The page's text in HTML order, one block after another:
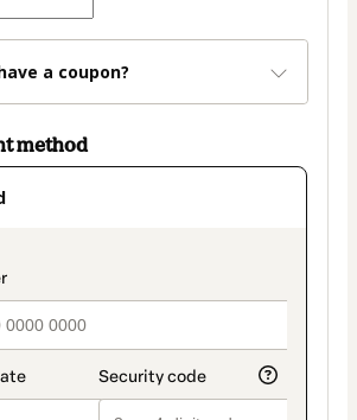
a coupon?
method